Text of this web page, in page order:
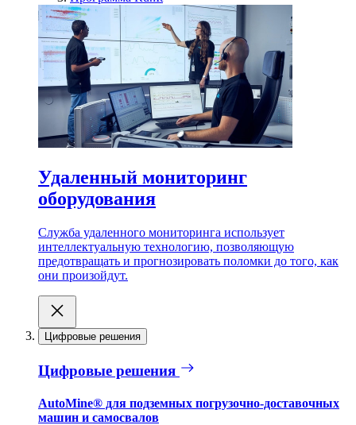
Удаленный мониторинг
оборудования
Служба удаленного мониторинга использует
интеллектуальную технологию, позволяющую
предотвращать и прогнозировать поломки до того, как
они произойдут.
Цифровые решения
Цифровые решения
AutoMine® для подземных погрузочно-доставочных
машин и самосвалов